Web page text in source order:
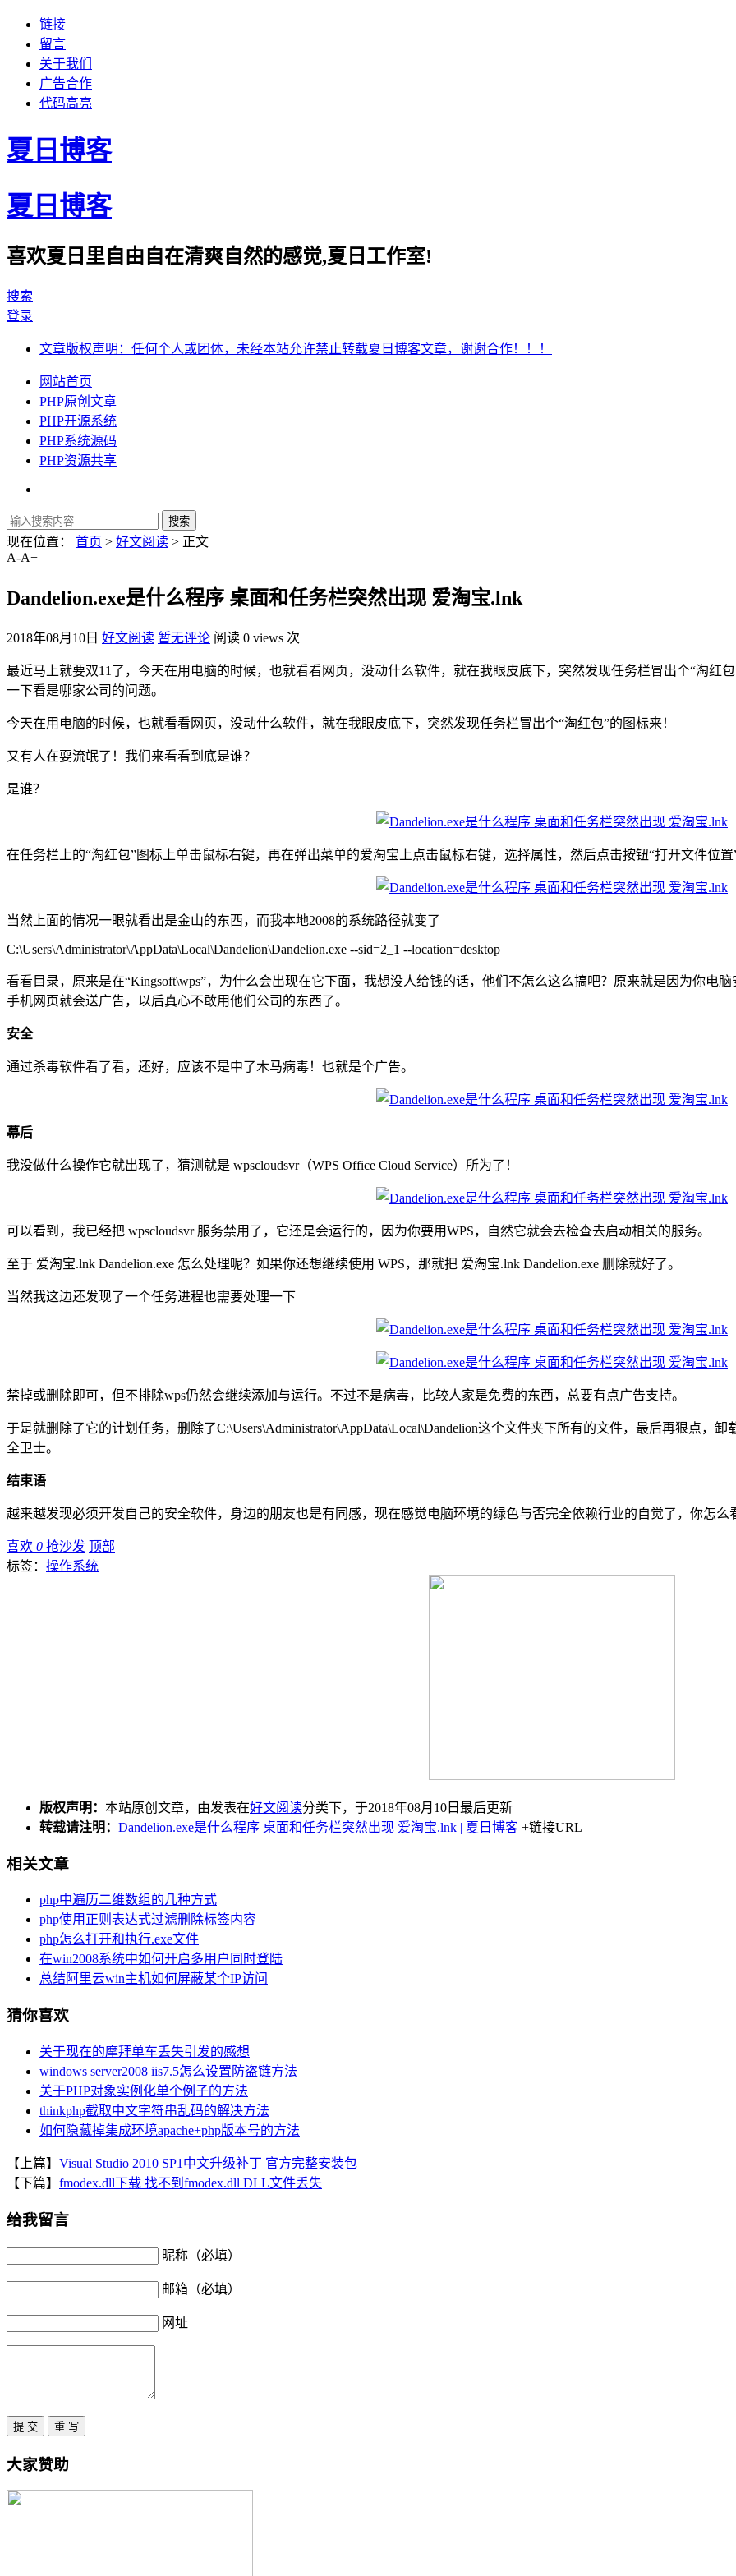
链接
留言
关于我们
广告合作
代码高亮
夏日博客
夏日博客
喜欢夏日里自由自在清爽自然的感觉,夏日工作室!
搜索
登录
文章版权声明：任何个人或团体，未经本站允许禁止转载夏日博客文章，谢谢合作！！！
网站首页
PHP原创文章
PHP开源系统
PHP系统源码
PHP资源共享
现在位置： 首页 > 好文阅读 > 正文
A-A+
Dandelion.exe是什么程序 桌面和任务栏突然出现 爱淘宝.lnk
2018年08月10日 好文阅读 暂无评论 阅读 0 views 次
最近马上就要双11了，今天在用电脑的时候，也就看看网页，没动什么软件，就在我眼皮底下，突然发现任务栏冒出个“淘红
一下看是哪家公司的问题。
今天在用电脑的时候，也就看看网页，没动什么软件，就在我眼皮底下，突然发现任务栏冒出个“淘红包”的图标来！
又有人在耍流氓了！我们来看看到底是谁？
是谁？
在任务栏上的“淘红包”图标上单击鼠标右键，再在弹出菜单的爱淘宝上点击鼠标右键，选择属性，然后点击按钮“打开文件位置
当然上面的情况一眼就看出是金山的东西，而我本地2008的系统路径就变了
C:\Users\Administrator\AppData\Local\Dandelion\Dandelion.exe --sid=2_1 --location=desktop
看看目录，原来是在“Kingsoft\wps”，为什么会出现在它下面，我想没人给钱的话，他们不怎么这么搞吧？原来就是因为你电
手机网页就会送广告，以后真心不敢用他们公司的东西了。
安全
通过杀毒软件看了看，还好，应该不是中了木马病毒！也就是个广告。
幕后
我没做什么操作它就出现了，猜测就是 wpscloudsvr（WPS Office Cloud Service）所为了！
可以看到，我已经把 wpscloudsvr 服务禁用了，它还是会运行的，因为你要用WPS，自然它就会去检查去启动相关的服务。
至于 爱淘宝.lnk Dandelion.exe 怎么处理呢？如果你还想继续使用 WPS，那就把 爱淘宝.lnk Dandelion.exe 删除就好了。
当然我这边还发现了一个任务进程也需要处理一下
禁掉或删除即可，但不排除wps仍然会继续添加与运行。不过不是病毒，比较人家是免费的东西，总要有点广告支持。
于是就删除了它的计划任务，删除了C:\Users\Administrator\AppData\Local\Dandelion这个文件夹下所有的文件，最后再狠点，
全卫士。
结束语
越来越发现必须开发自己的安全软件，身边的朋友也是有同感，现在感觉电脑环境的绿色与否完全依赖行业的自觉了，你怎么
喜欢 0 抢沙发 顶部
标签： 操作系统
版权声明： 本站原创文章，由发表在好文阅读分类下，于2018年08月10日最后更新
转载请注明： Dandelion.exe是什么程序 桌面和任务栏突然出现 爱淘宝.lnk | 夏日博客 +链接URL
相关文章
php中遍历二维数组的几种方式
php使用正则表达式过滤删除标签内容
php怎么打开和执行.exe文件
在win2008系统中如何开启多用户同时登陆
总结阿里云win主机如何屏蔽某个IP访问
猜你喜欢
关于现在的摩拜单车丢失引发的感想
windows server2008 iis7.5怎么设置防盗链方法
关于PHP对象实例化单个例子的方法
thinkphp截取中文字符串乱码的解决方法
如何隐藏掉集成环境apache+php版本号的方法
【上篇】 Visual Studio 2010 SP1中文升级补丁 官方完整安装包
【下篇】 fmodex.dll下载 找不到fmodex.dll DLL文件丢失
给我留言
昵称（必填）
邮箱（必填）
网址
大家赞助